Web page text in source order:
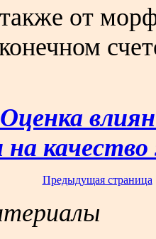
от
на
Предыдущая страница